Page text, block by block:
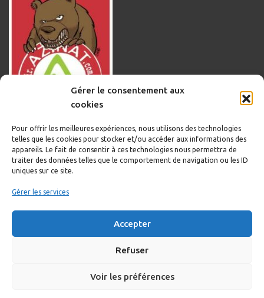
Gérer le consentement aux
cookies
Pour offrir les meilleures expériences, nous utilisons des technologies
telles que les cookies pour stocker et/ou accéder aux informations des
appareils. Le fait de consentir à ces technologies nous permettra de
traiter des données telles que le comportement de navigation ou les ID
uniques sur ce site.
Gérer les services
Accepter
Refuser
Voir les préférences
Informations légales
Politique de cookies